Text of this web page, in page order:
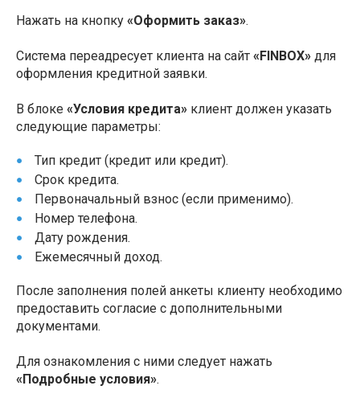
Нажать на кнопку «Оформить заказ».
Система переадресует клиента на сайт «FINBOX» для
оформления кредитной заявки.
В блоке «Условия кредита» клиент должен указать
следующие параметры:
Тип кредит (кредит или кредит).
Срок кредита.
Первоначальный взнос (если применимо).
Номер телефона.
Дату рождения.
Ежемесячный доход.
После заполнения полей анкеты клиенту необходимо
предоставить согласие с дополнительными
документами.
Для ознакомления с ними следует нажать
«Подробные условия».